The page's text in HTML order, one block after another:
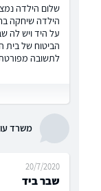
שלום הילדה
הילדה שיחקה
על היד ויש לה
הביטוח של בית
לתשובה
משרד
שבר ביד
20/7/2020